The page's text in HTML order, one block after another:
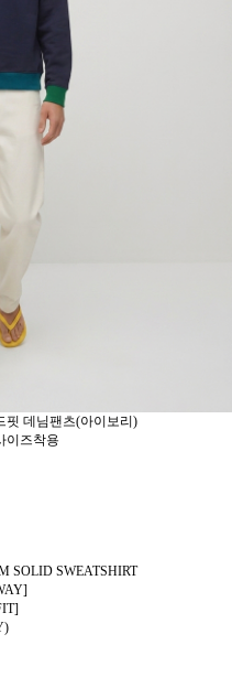
핏 데님팬츠(아이보리)
이즈착용
SOLID SWEATSHIRT